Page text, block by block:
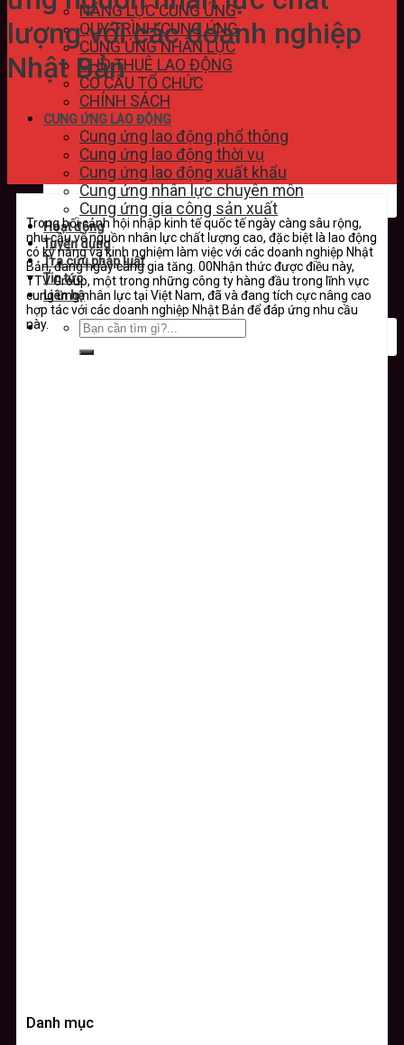
NĂNG LỰC CUNG ỨNG
QUY TRÌNH CUNG ỨNG
CUNG ỨNG NHÂN LỰC
CHO THUÊ LAO ĐỘNG
CƠ CẤU TỔ CHỨC
CHÍNH SÁCH
CUNG ỨNG LAO ĐỘNG
Cung ứng lao động phổ thông
Cung ứng lao động thời vụ
Cung ứng lao động xuất khẩu
Cung ứng nhân lực chuyên môn
Cung ứng gia công sản xuất
Hoạt động
Tuyển dụng
Tra cứu pháp luật
Tin tức
Liên hệ
lượng với các doanh nghiệp
Nhật Bản
Trong bối cảnh hội nhập kinh tế quốc tế ngày càng sâu rộng,
nhu cầu về nguồn nhân lực chất lượng cao, đặc biệt là lao động
có kỹ năng và kinh nghiệm làm việc với các doanh nghiệp Nhật
Bản, đang ngày càng gia tăng. 00Nhận thức được điều này,
TTV Group, một trong những công ty hàng đầu trong lĩnh vực
cung ứng nhân lực tại Việt Nam, đã và đang tích cực nâng cao
hợp tác với các doanh nghiệp Nhật Bản để đáp ứng nhu cầu
này.
Danh mục